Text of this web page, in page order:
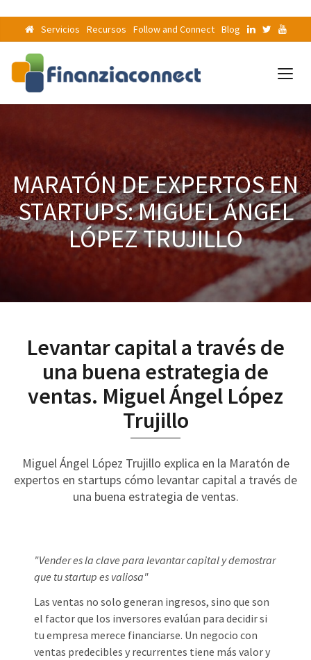
Servicios Recursos Follow and Connect Blog
MARATÓN DE EXPERTOS EN
STARTUPS: MIGUEL ÁNGEL
LÓPEZ TRUJILLO
Levantar capital a través de
una buena estrategia de
ventas. Miguel Ángel López
Trujillo
Miguel Ángel López Trujillo explica en la Maratón de
expertos en startups cómo levantar capital a través de
una buena estrategia de ventas.
"Vender es la clave para levantar capital y demostrar
que tu startup es valiosa"
Las ventas no solo generan ingresos, sino que son
el factor que los inversores evalúan para decidir si
tu empresa merece financiarse. Un negocio con
ventas predecibles y recurrentes tiene más valor y